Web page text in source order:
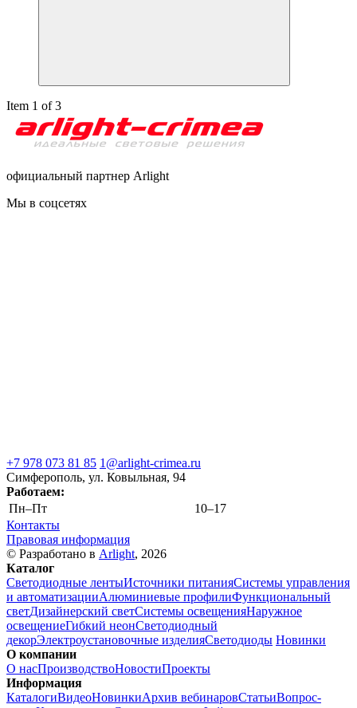
Item 1 of 3
официальный партнер Arlight
Мы в соцсетях
+7 978 073 81 85 1@arlight-crimea.ru
Симферополь, ул. Ковыльная, 94
Работаем:
Пн–Пт
10–17
Контакты
Правовая информация
© Разработано в Arlight, 2026
Каталог
Светодиодные лентыИсточники питанияСистемы управления
и автоматизацииАлюминиевые профилиФункциональный
светДизайнерский светСистемы освещенияНаружное
освещениеГибкий неонСветодиодный
декорЭлектроустановочные изделияСветодиоды Новинки
О компании
О насПроизводствоНовостиПроекты
Информация
КаталогиВидеоНовинкиАрхив вебинаровСтатьиВопрос-